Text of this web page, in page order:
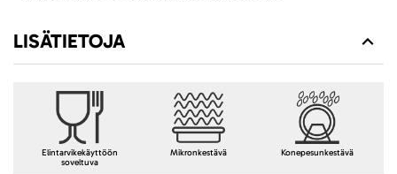
LISÄTIETOJA
Elintarvikekäyttöön
soveltuva
Mikronkestävä Konepesunkestävä